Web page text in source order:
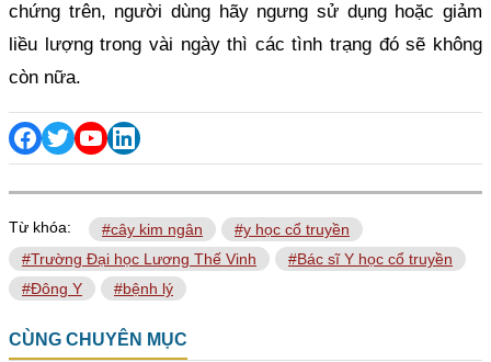
chứng trên, người dùng hãy ngưng sử dụng hoặc giảm
liều lượng trong vài ngày thì các tình trạng đó sẽ không
còn nữa.
Từ khóa: #cây kim ngân
#y học cổ truyền
#Trường Đại học Lương Thế Vinh
#Bác sĩ Y học cổ truyền
#Đông Y
#bệnh lý
CÙNG CHUYÊN MỤC